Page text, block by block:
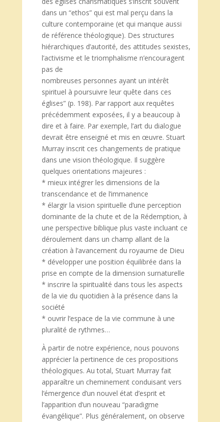
dans un “ethos” qui est mal perçu dans la
culture contemporaine (et qui manque aussi
de référence théologique). Des structures
hiérarchiques d’autorité, des attitudes sexistes,
l’activisme et le triomphalisme n’encouragent
pas de
nombreuses personnes ayant un intérêt
spirituel à poursuivre leur quête dans ces
églises” (p. 198). Par rapport aux requêtes
précédemment exposées, il y a beaucoup à
dire et à faire. Par exemple, l’art du dialogue
devrait être enseigné et mis en œuvre. Stuart
Murray inscrit ces changements de pratique
dans une vision théologique. Il suggère
quelques orientations majeures :
* mieux intégrer les dimensions de la
transcendance et de l’immanence
* élargir la vision spirituelle d’une perception
dominante de la chute et de la Rédemption, à
une perspective biblique plus vaste incluant ce
déroulement dans un champ allant de la
création à l’avancement du royaume de Dieu
* développer une position équilibrée dans la
prise en compte de la dimension surnaturelle
* inscrire la spiritualité dans tous les aspects
de la vie du quotidien à la présence dans la
société
* ouvrir l’espace de la vie commune à une
pluralité de rythmes…
À partir de notre expérience, nous pouvons
apprécier la pertinence de ces propositions
théologiques. Au total, Stuart Murray fait
apparaître un cheminement conduisant vers
l’émergence d’un nouvel état d’esprit et
l’apparition d’un nouveau “paradigme
évangélique”. Plus généralement, on observe